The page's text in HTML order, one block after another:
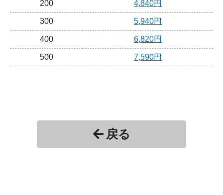
200 4,840円
300 5,940円
400 6,820円
500 7,590円
戻る